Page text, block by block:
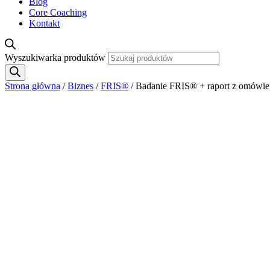
Core Coaching
Kontakt
Wyszukiwarka produktów
Strona główna /Biznes /FRIS® / Badanie FRIS® + raport z